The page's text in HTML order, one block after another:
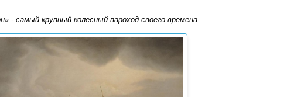
- самый крупный колесный пароход своего времена